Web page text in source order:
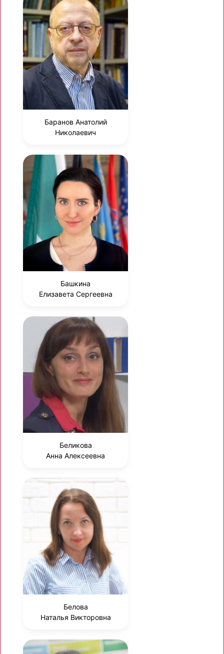
Баранов Анатолий
Николаевич
Башкина
Елизавета Сергеевна
Беликова
Анна Алексеевна
Белова
Наталья Викторовна